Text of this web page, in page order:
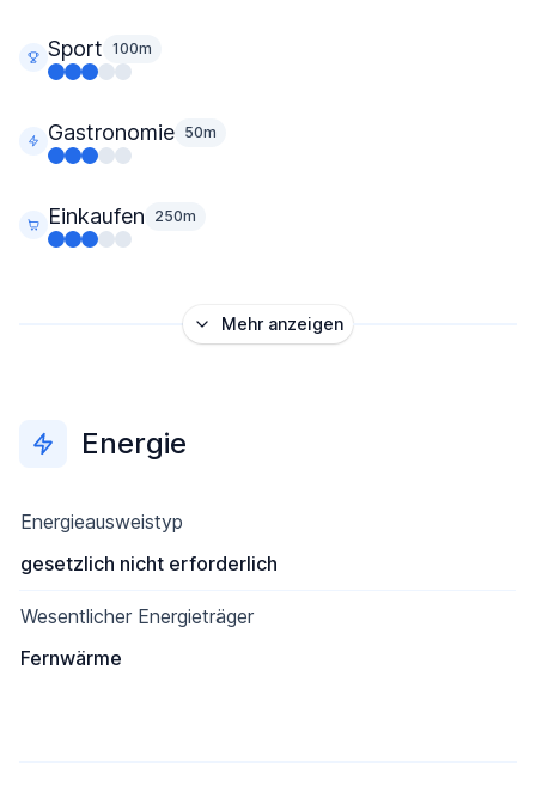
Sport 100m
Gastronomie 50m
Einkaufen 250m
Mehr anzeigen
Energie
Energieausweistyp
gesetzlich nicht erforderlich
Wesentlicher Energieträger
Fernwärme